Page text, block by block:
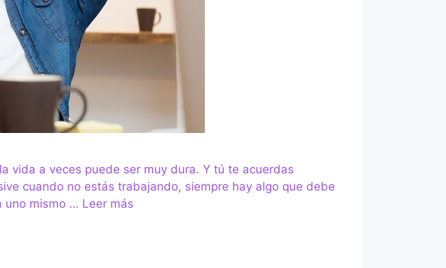
vida a veces puede ser muy dura. Y tú te acuerdas
cuando no estás trabajando, siempre hay algo que debe
uno mismo … Leer más